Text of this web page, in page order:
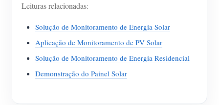
Leituras relacionadas:
Solução de Monitoramento de Energia Solar
Aplicação de Monitoramento de PV Solar
Solução de Monitoramento de Energia Residencial
Demonstração do Painel Solar